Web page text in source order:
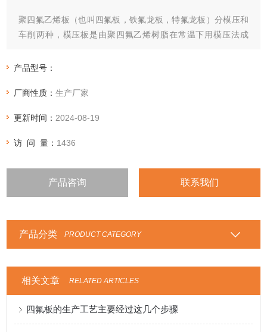
聚四氟乙烯板（也叫四氟板，铁氟龙板，特氟龙板）分模压和
车削两种，模压板是由聚四氟乙烯树脂在常温下用模压法成
产品型号：
厂商性质：生产厂家
更新时间： 2024-08-19
访 问 量： 1436
产品咨询 联系我们
产品分类 PRODUCT CATEGORY
相关文章 RELATED ARTICLES
四氟板的生产工艺主要经过这几个步骤